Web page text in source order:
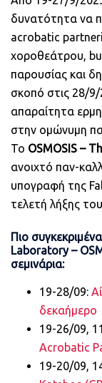
δυνατότητα να
acrobatic
χοροθεάτρου,
παρουσίας και
σκοπό στις 28/9/
απαραίτητα
στην ομώνυμη
Το OSMOSIS –
ανοιχτό παν-
υπογραφή της
τελετή λήξης
Πιο
Laboratory –
σεμινάρια:
19-28/09:
δεκαήμερο
19-26/09,
Acrobatic
19-20/09,